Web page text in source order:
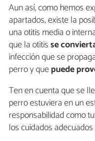
Aun así, como hemos
apartados, existe la
una otitis media o
que la otitisse
infección que se
perro y quepuede
Ten en cuenta que se
perro estuviera en un
responsabilidad como
los cuidados